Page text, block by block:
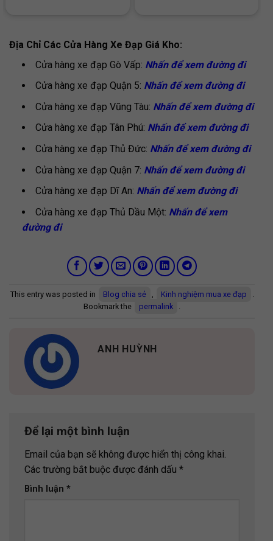
Địa Chỉ Các Cửa Hàng Xe Đạp Giá Kho:
Cửa hàng xe đạp Gò Vấp: Nhấn để xem đường đi
Cửa hàng xe đạp Quận 5: Nhấn để xem đường đi
Cửa hàng xe đạp Vũng Tàu: Nhấn để xem đường đi
Cửa hàng xe đạp Tân Phú: Nhấn để xem đường đi
Cửa hàng xe đạp Thủ Đức: Nhấn để xem đường đi
Cửa hàng xe đạp Quận 7: Nhấn để xem đường đi
Cửa hàng xe đạp Dĩ An: Nhấn để xem đường đi
Cửa hàng xe đạp Thủ Dầu Một: Nhấn để xem
đường đi
This entry was posted in Blog chia sẻ , Kinh nghiệm mua xe đạp
.
Bookmark the
permalink .
ANH HUỲNH
Để lại một bình luận
Email của bạn sẽ không được hiển thị công khai.
Các trường bắt buộc được đánh dấu *
Bình luận *